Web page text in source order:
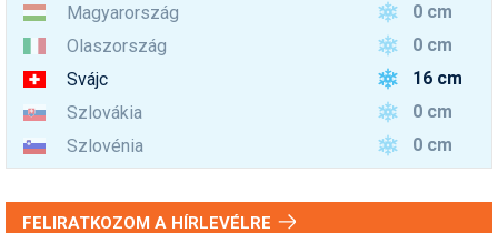
Magyarország
0 cm
Olaszország
0 cm
Svájc
16 cm
Szlovákia
0 cm
Szlovénia
0 cm
FELIRATKOZOM A HÍRLEVÉLRE